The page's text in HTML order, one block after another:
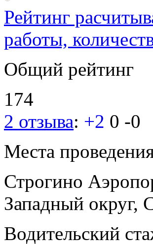
Рейтинг
работы,
Общий рейтинг
174
2 отзыва: +2 0 -0
Места
Строгино
Западный округ,
Водительский